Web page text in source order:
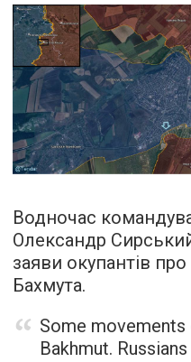
Водночас
Олександр
заяви окупантів
Бахмута.
Some movements
Bakhmut.